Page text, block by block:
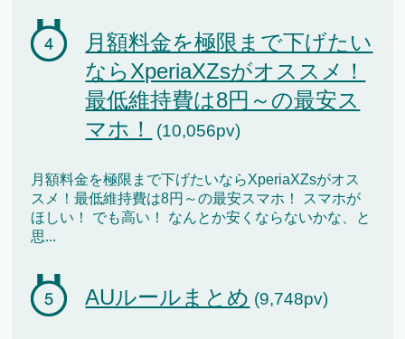
月額料金を極限まで下げたい
ならXperiaXZsがオススメ！
最低維持費は8円～の最安ス
マホ！
(10,056pv)
月額料金を極限まで下げたいならXperiaXZsがオス
スメ！最低維持費は8円～の最安スマホ！ スマホが
ほしい！ でも高い！ なんとか安くならないかな、と
思...
AUルールまとめ (9,748pv)